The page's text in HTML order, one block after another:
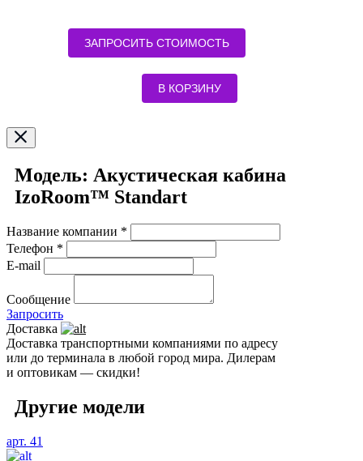
ЗАПРОСИТЬ СТОИМОСТЬ
В КОРЗИНУ
Модель: Акустическая кабина
IzoRoom™ Standart
Название компании *
Телефон *
E-mail
Сообщение
Запросить
Доставка
Доставка транспортными компаниями по адресу
или до терминала в любой город мира. Дилерам
и оптовикам — скидки!
Другие модели
арт. 41